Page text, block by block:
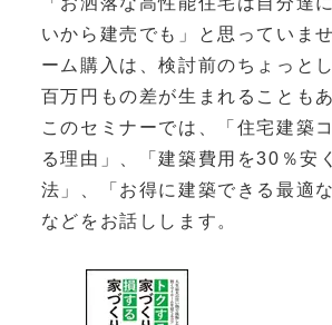
いから建売でも」と思っていま
ーム購入は、検討前のちょっと
百万円もの差が生まれることも
このセミナーでは、「住宅建築
る理由」、「建築費用を30％安
法」、「お得に建築できる最適
などをお話しします。